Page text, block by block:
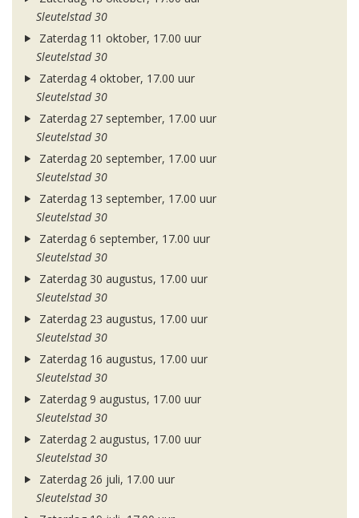
Sleutelstad 30
Zaterdag 11 oktober, 17.00 uur
Sleutelstad 30
Zaterdag 4 oktober, 17.00 uur
Sleutelstad 30
Zaterdag 27 september, 17.00 uur
Sleutelstad 30
Zaterdag 20 september, 17.00 uur
Sleutelstad 30
Zaterdag 13 september, 17.00 uur
Sleutelstad 30
Zaterdag 6 september, 17.00 uur
Sleutelstad 30
Zaterdag 30 augustus, 17.00 uur
Sleutelstad 30
Zaterdag 23 augustus, 17.00 uur
Sleutelstad 30
Zaterdag 16 augustus, 17.00 uur
Sleutelstad 30
Zaterdag 9 augustus, 17.00 uur
Sleutelstad 30
Zaterdag 2 augustus, 17.00 uur
Sleutelstad 30
Zaterdag 26 juli, 17.00 uur
Sleutelstad 30